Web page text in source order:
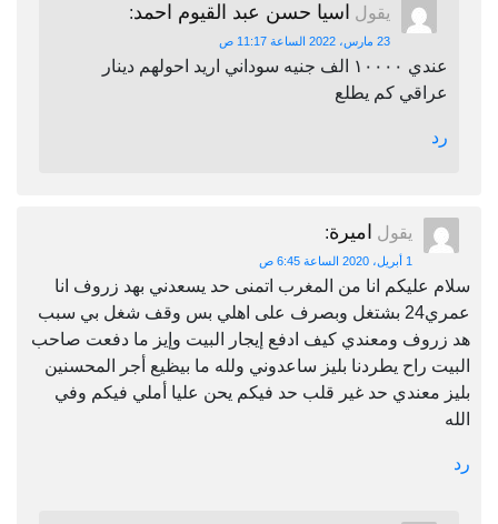
يقول اسيا حسن عبد القيوم احمد:
23 مارس، 2022 الساعة 11:17 ص
عندي ١٠٠٠٠ الف جنيه سوداني اريد احولهم دينار
عراقي كم يطلع
رد
يقول اميرة:
1 أبريل، 2020 الساعة 6:45 ص
سلام عليكم انا من المغرب اتمنى حد يسعدني بهد زروف انا
عمري24 بشتغل وبصرف على اهلي بس وقف شغل بي سبب
هد زروف ومعندي كيف ادفع إيجار البيت وإيز ما دفعت صاحب
البيت راح يطردنا بليز ساعدوني ولله ما بيظيع أجر المحسنين
بليز معندي حد غير قلب حد فيكم يحن عليا أملي فيكم وفي
الله
رد